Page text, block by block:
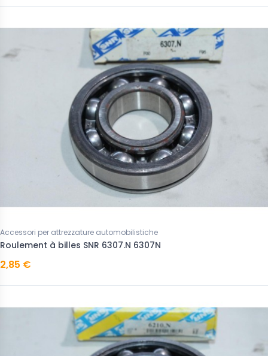
Accessori per attrezzature automobilistiche
Roulement à billes SNR 6307.N 6307N
2,85 €